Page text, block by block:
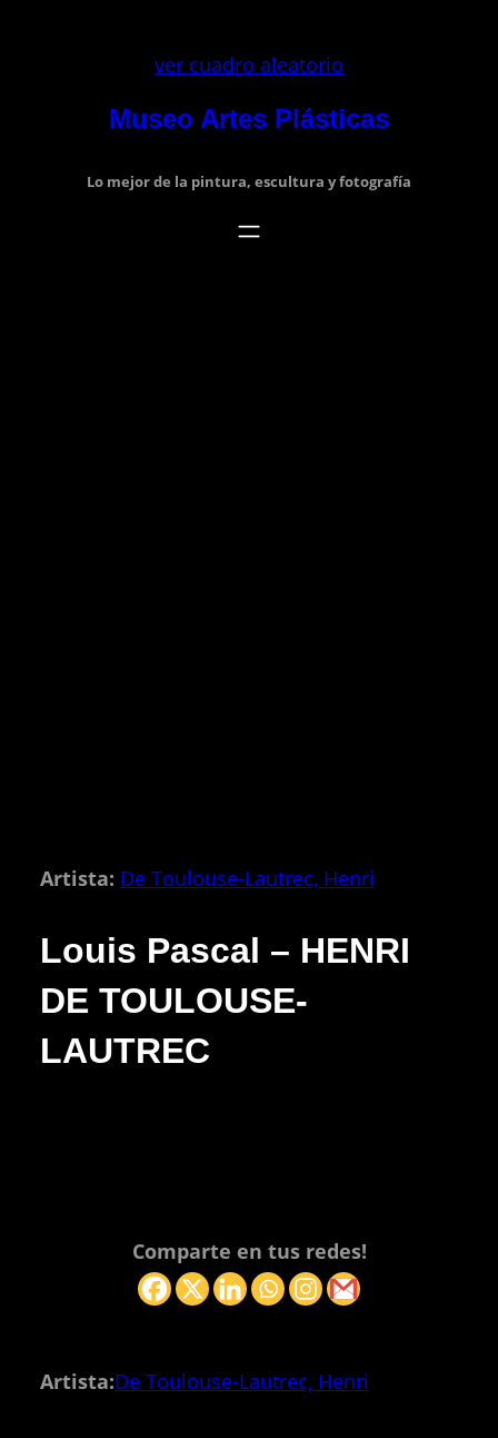
ver cuadro aleatorio
Museo Artes Plásticas
Lo mejor de la pintura, escultura y fotografía
Artista: De Toulouse-Lautrec, Henri
Louis Pascal – HENRI
DE TOULOUSE-
LAUTREC
Comparte en tus redes!
Artista:De Toulouse-Lautrec, Henri